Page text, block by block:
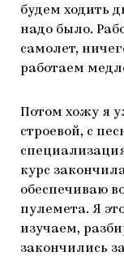
будем ходить
надо было.
самолет,
работаем
Потом хожу я
строевой, с
курс
обеспечиваю
пулемета. Я
изучаем,
закончились